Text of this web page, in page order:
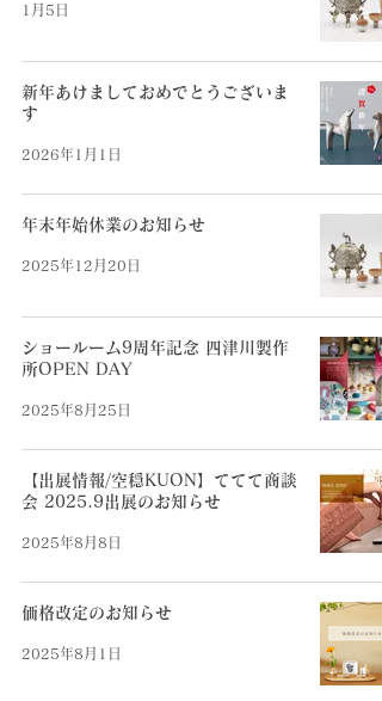
1月5日
新年あけましておめでとうございま
す
2026年1月1日
年末年始休業のお知らせ
2025年12月20日
ショールーム9周年記念 四津川製作
所OPEN DAY
2025年8月25日
【出展情報/空穏KUON】ててて商談
会 2025.9出展のお知らせ
2025年8月8日
価格改定のお知らせ
2025年8月1日